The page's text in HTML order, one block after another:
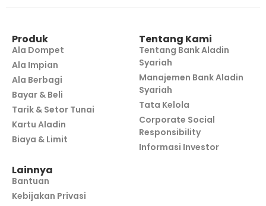
Produk
Ala Dompet
Ala Impian
Ala Berbagi
Bayar & Beli
Tarik & Setor Tunai
Kartu Aladin
Biaya & Limit
Tentang Kami
Tentang Bank Aladin
Syariah
Manajemen Bank Aladin
Syariah
Tata Kelola
Corporate Social
Responsibility
Informasi Investor
Lainnya
Bantuan
Kebijakan Privasi